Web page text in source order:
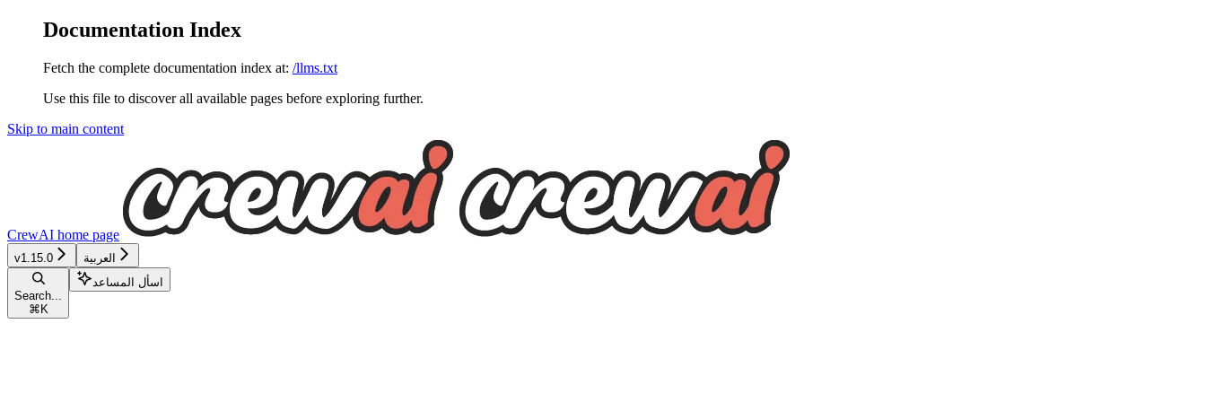
Documentation Index
Fetch the complete documentation index at: /llms.txt
Use this file to discover all available pages before exploring further.
Skip to main content
CrewAI home page
v1.15.0 العربية
Search...
⌘ K
اسأل المساعد